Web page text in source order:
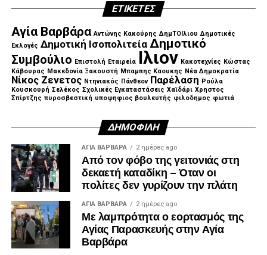
ΕΤΙΚΈΤΕΣ
Αγία Βαρβάρα Αντώνης Κακούρης ΔημΤΟΙλιου Δημοτικές
Εκλογές Δημοτική Ισοπολιτεία Δημοτικό
Συμβούλιο Επιστολή Εταιρεία Ιλιον Κακοτεχνίες Κώστας
Κάβουρας Μακεδονία Ξακουστή Μπαμπης Καουκης Νέα Δημοκρατία
Νίκος Ζενετος Ντηνιακός Πάνθεον Παρέλαση Ρούλα
Κουσκουρή Σελέκος Σχολικές Εγκαταστάσεις Χαϊδάρι Χρηστος
Σπίρτζης πυροσβεστική υποψηφιος βουλευτής φιλοδημος φωτιά
ΔΗΜΟΦΙΛΉ
ΑΓΙΑ ΒΑΡΒΑΡΑ 2 ημέρες ago
Από τον φόβο της γειτονιάς στη
δεκαετή καταδίκη – Όταν οι
πολίτες δεν γυρίζουν την πλάτη
ΑΓΙΑ ΒΑΡΒΑΡΑ 2 ημέρες ago
Με λαμπρότητα ο εορτασμός της
Αγίας Παρασκευής στην Αγία
Βαρβάρα